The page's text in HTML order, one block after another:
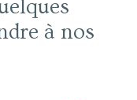
à nos